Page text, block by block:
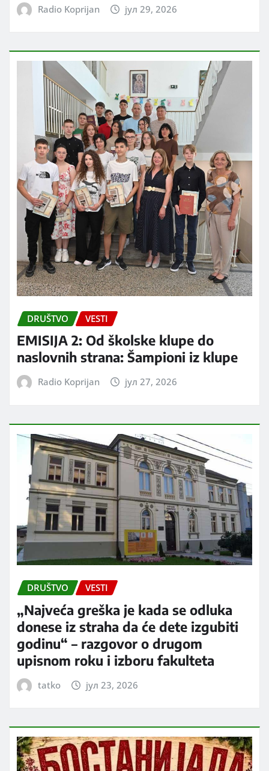
Radio Koprijan јул 29, 2026
DRUŠTVO VESTI
EMISIJA 2: Od školske klupe do
naslovnih strana: Šampioni iz klupe
Radio Koprijan јул 27, 2026
DRUŠTVO VESTI
„Najveća greška je kada se odluka
donese iz straha da će dete izgubiti
godinu“ – razgovor o drugom
upisnom roku i izboru fakulteta
tatko јул 23, 2026